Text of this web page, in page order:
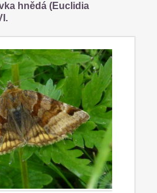
hnědá (Euclidia